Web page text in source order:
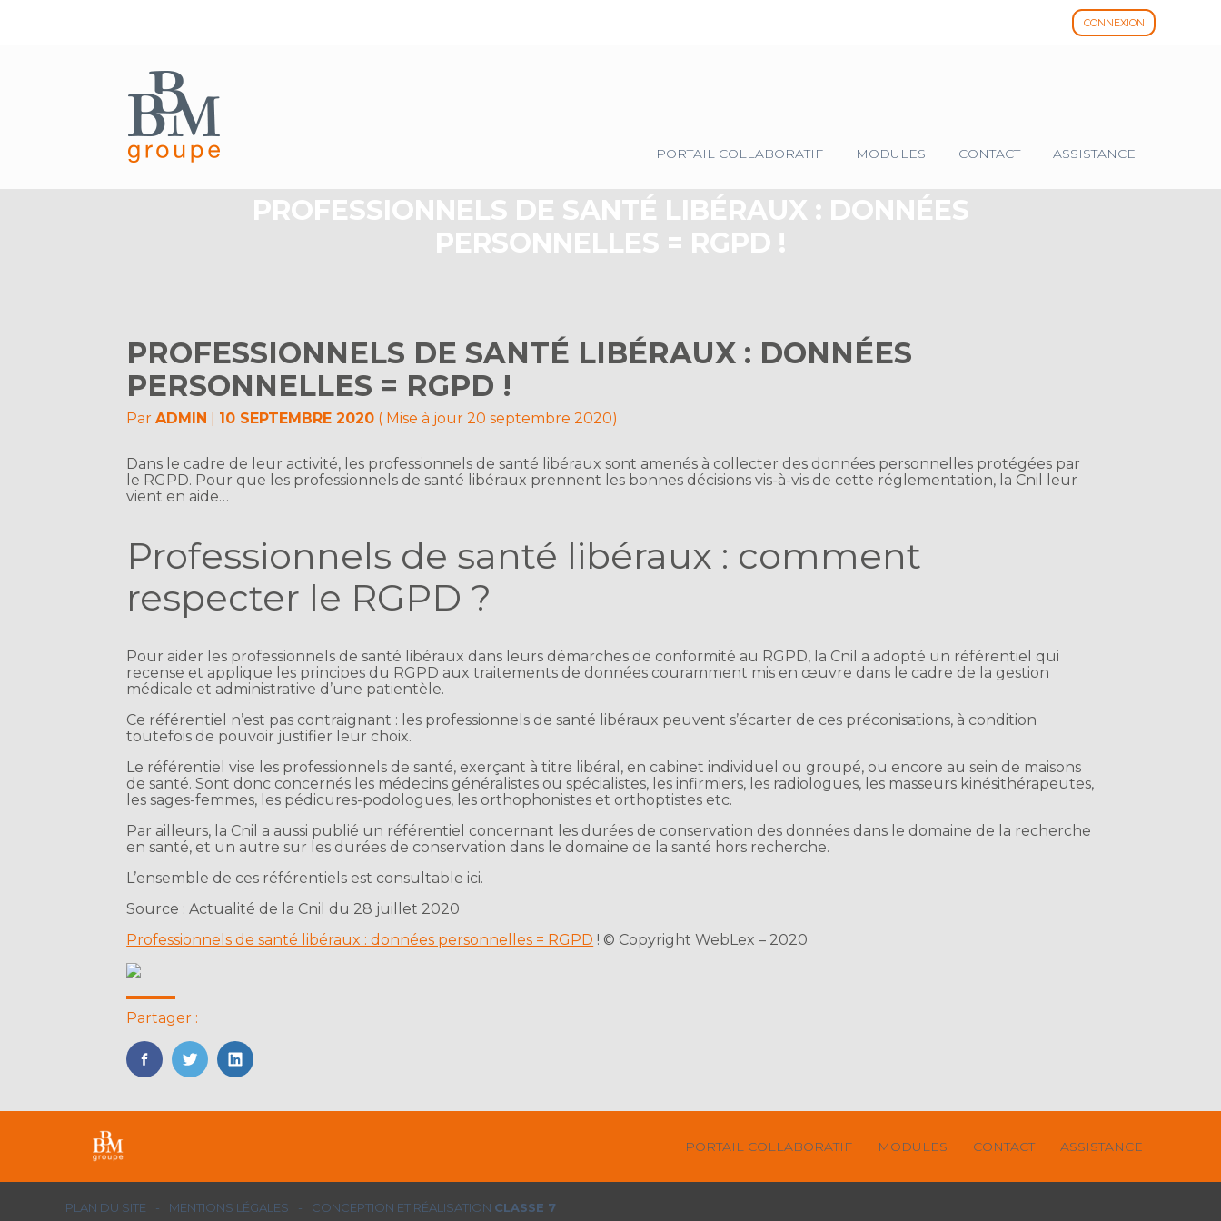
CONNEXION
Principal
PORTAIL COLLABORATIF MODULES CONTACT ASSISTANCE
PROFESSIONNELS DE SANTÉ LIBÉRAUX : DONNÉES
PERSONNELLES = RGPD !
PROFESSIONNELS DE SANTÉ LIBÉRAUX : DONNÉES
PERSONNELLES = RGPD !
ParADMIN 10 SEPTEMBRE 2020 ( Mise à jour 20 septembre 2020)
Dans le cadre de leur activité, les professionnels de santé libéraux sont amenés à collecter des données personnelles protégées par
le RGPD. Pour que les professionnels de santé libéraux prennent les bonnes décisions vis-à-vis de cette réglementation, la Cnil leur
vient en aide…
Professionnels de santé libéraux : comment
respecter le RGPD ?
Pour aider les professionnels de santé libéraux dans leurs démarches de conformité au RGPD, la Cnil a adopté un référentiel qui
recense et applique les principes du RGPD aux traitements de données couramment mis en œuvre dans le cadre de la gestion
médicale et administrative d’une patientèle.
Ce référentiel n’est pas contraignant : les professionnels de santé libéraux peuvent s’écarter de ces préconisations, à condition
toutefois de pouvoir justifier leur choix.
Le référentiel vise les professionnels de santé, exerçant à titre libéral, en cabinet individuel ou groupé, ou encore au sein de maisons
de santé. Sont donc concernés les médecins généralistes ou spécialistes, les infirmiers, les radiologues, les masseurs kinésithérapeutes,
les sages-femmes, les pédicures-podologues, les orthophonistes et orthoptistes etc.
Par ailleurs, la Cnil a aussi publié un référentiel concernant les durées de conservation des données dans le domaine de la recherche
en santé, et un autre sur les durées de conservation dans le domaine de la santé hors recherche.
L’ensemble de ces référentiels est consultable ici.
Source : Actualité de la Cnil du 28 juillet 2020
Professionnels de santé libéraux : données personnelles = RGPD ! © Copyright WebLex – 2020
Partager :
FaceBook
TwitterLinkedIn
Footer
PORTAIL COLLABORATIF MODULES CONTACT ASSISTANCE
Footer
PLAN DU SITE MENTIONS LÉGALES CONCEPTION ET RÉALISATION CLASSE 7